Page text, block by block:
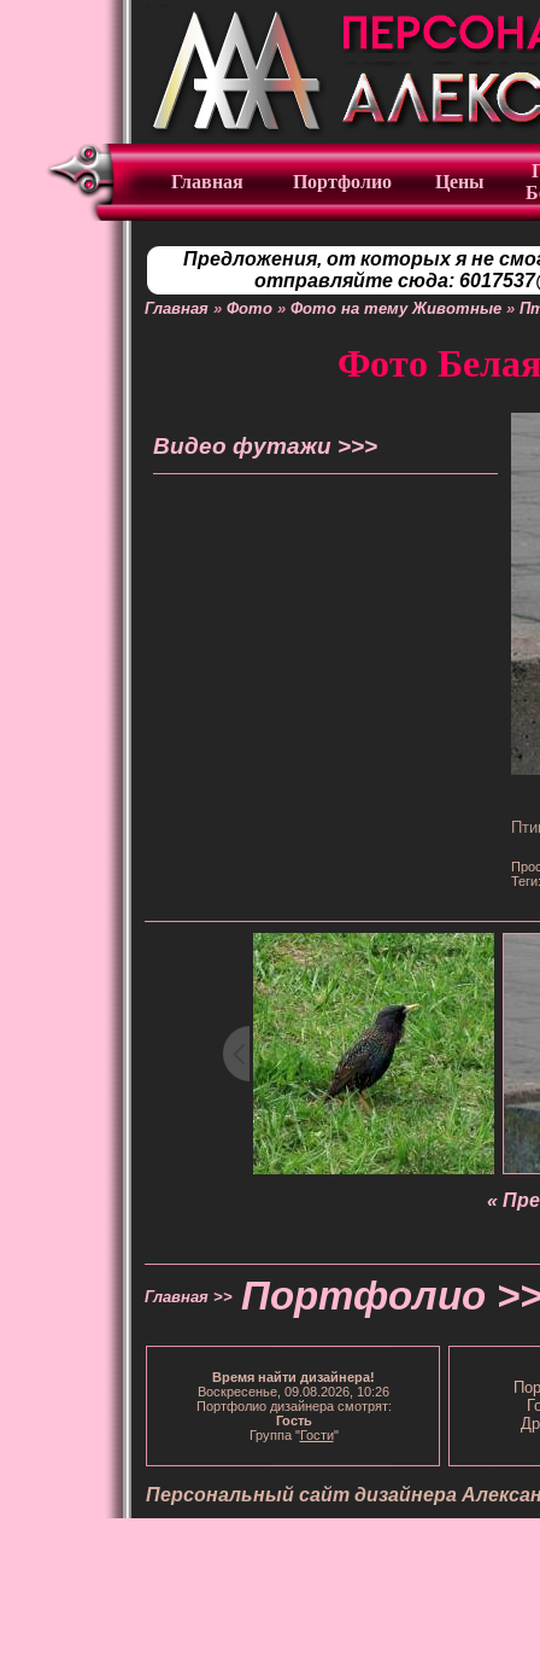
Главная Портфолио Цены
Предложения, от которых я не
отправляйте сюда:
Главная » Фото » Фото на тему Животные »
Фото
Видео футажи >>>
«
Главная >> Портфолио
Время найти дизайнера!
Воскресенье, 09.08.2026, 10:26
Портфолио дизайнера смотрят:
Гость
Группа "Гости"
Персональный сайт дизайнера